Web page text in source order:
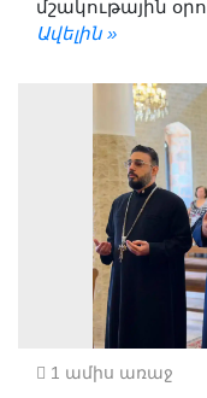
մշակութային
Ավելին »
1 ամիս առաջ